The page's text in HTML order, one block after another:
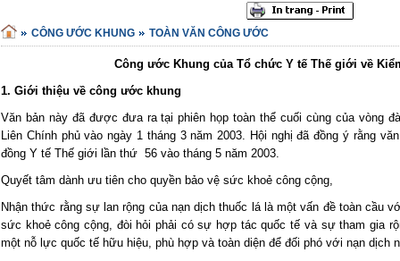
CÔNG ƯỚC KHUNG TOÀN VĂN CÔNG ƯỚC
Công ước Khung của Tổ chức Y tế Thế giới về
1. Giới thiệu về công ước khung
Văn bản này đã được đưa ra tại phiên họp toàn thể cuối cùng của vòng
Liên Chính phủ vào ngày 1 tháng 3 năm 2003. Hội nghị đã đồng ý rằng
đồng Y tế Thế giới lần thứ 56 vào tháng 5 năm 2003.
Quyết tâm dành ưu tiên cho quyền bảo vệ sức khoẻ công cộng,
Nhận thức rằng sự lan rộng của nạn dịch thuốc lá là một vấn đề toàn cầu
sức khoẻ công cộng, đòi hỏi phải có sự hợp tác quốc tế và sự tham gia
một nỗ lực quốc tế hữu hiệu, phù hợp và toàn diện để đối phó với nạn dịch